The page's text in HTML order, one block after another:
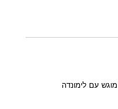
עם לימונדה